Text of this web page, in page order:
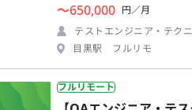
〜650,000 円／月
テストエンジニア・テク
目黒駅 フルリモ
フルリモート